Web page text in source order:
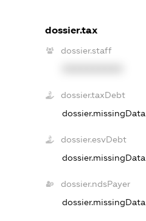
dossier.tax
dossier.staff
dossier.taxDebt
dossier.missingData
dossier.esvDebt
dossier.missingData
dossier.ndsPayer
dossier.missingData